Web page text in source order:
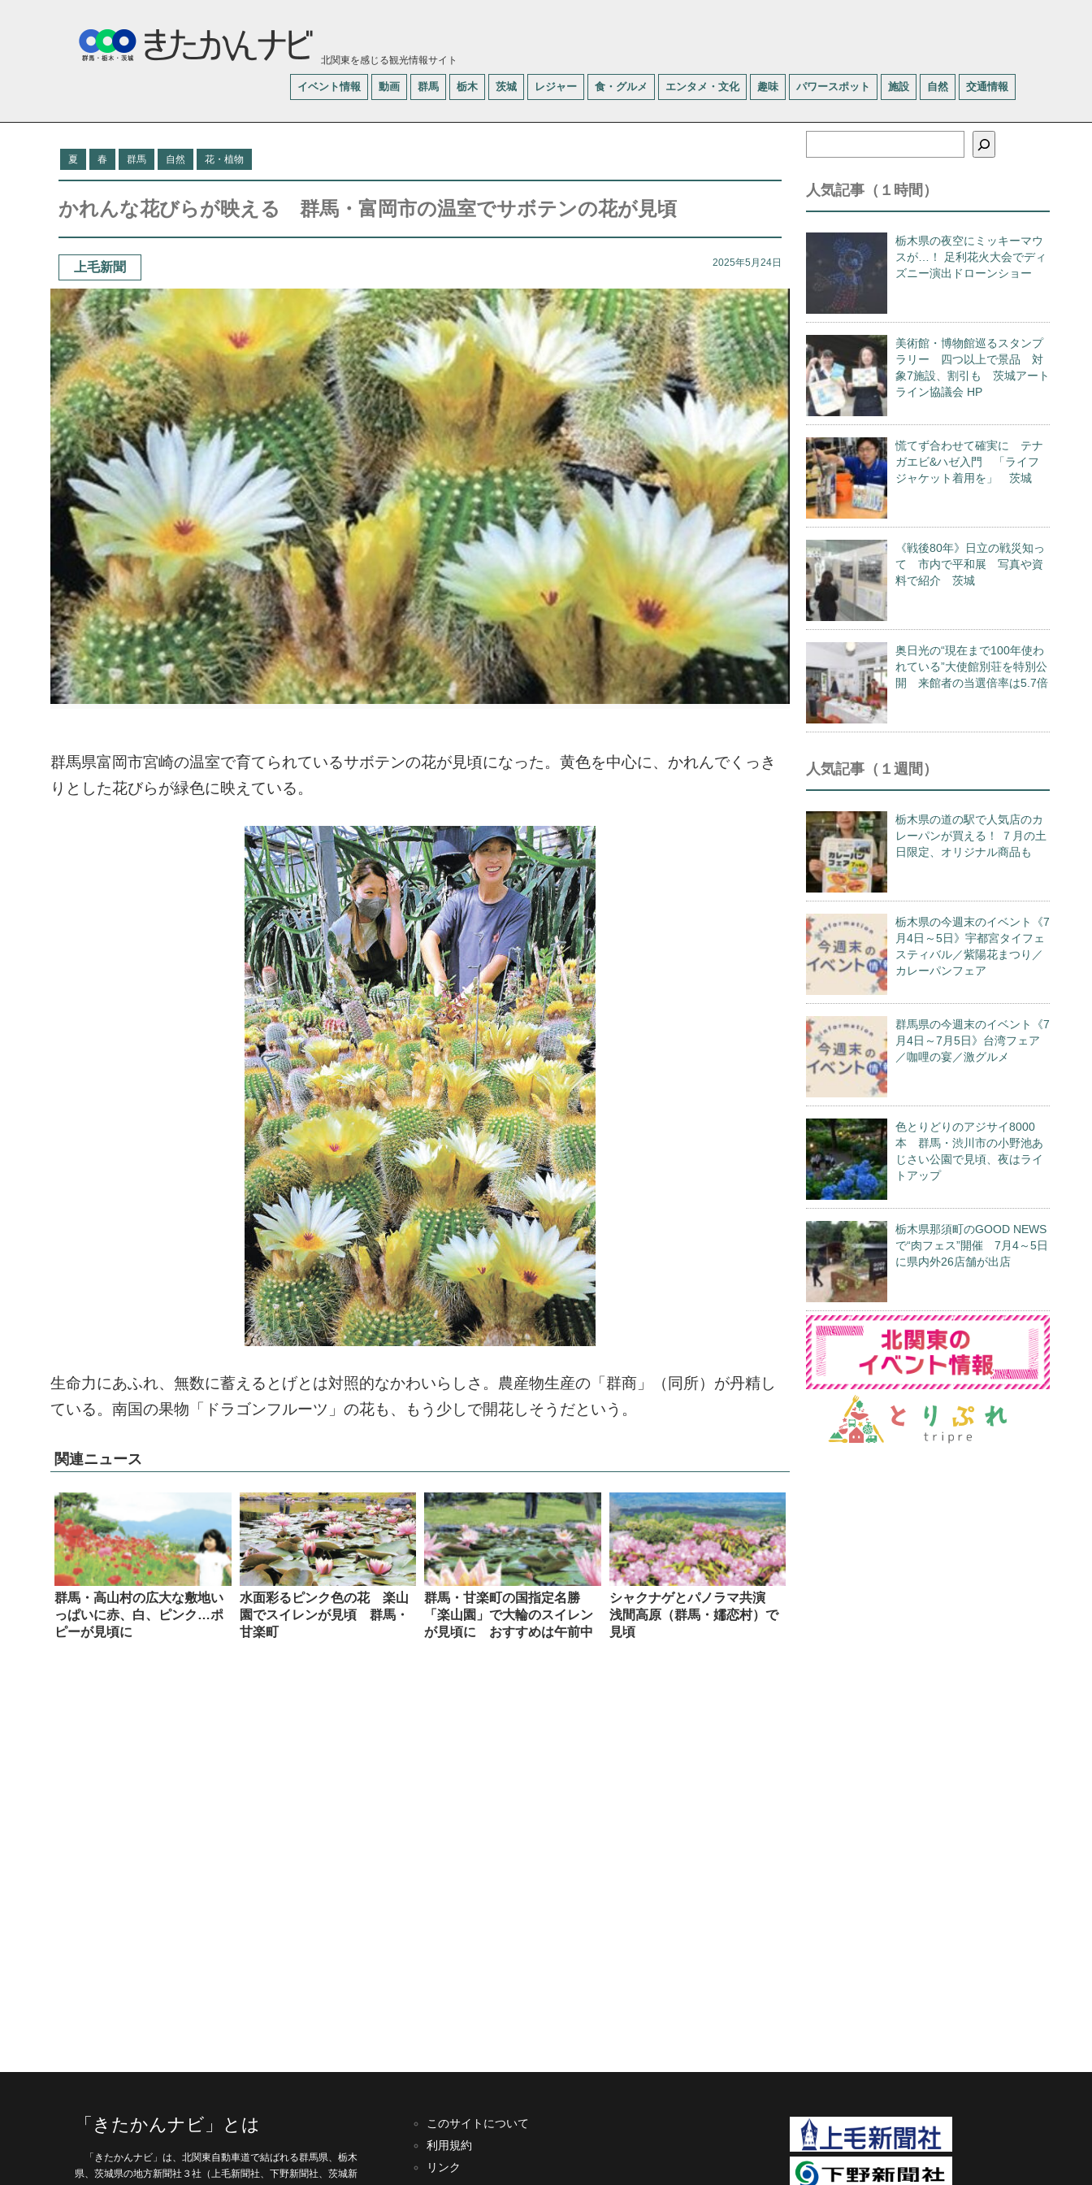
北関東を感じる観光情報サイト
イベント情報 動画 群馬 栃木 茨城 レジャー 食・グルメ エンタメ・文化 趣味 パワースポット 施設 自然 交通情報
夏 春 群馬 自然 花・植物
かれんな花びらが映える 群馬・富岡市の温室でサボテンの花が見頃
上毛新聞 2025年5月24日
群馬県富岡市宮崎の温室で育てられているサボテンの花が見頃になった。黄色を中心に、かれんでくっき
りとした花びらが緑色に映えている。
生命力にあふれ、無数に蓄えるとげとは対照的なかわいらしさ。農産物生産の「群商」（同所）が丹精し
ている。南国の果物「ドラゴンフルーツ」の花も、もう少しで開花しそうだという。
関連ニュース
群馬・高山村の広大な敷地い
っぱいに赤、白、ピンク…ポ
ピーが見頃に
水面彩るピンク色の花 楽山
園でスイレンが見頃 群馬・
甘楽町
群馬・甘楽町の国指定名勝
「楽山園」で大輪のスイレン
が見頃に おすすめは午前中
シャクナゲとパノラマ共演
浅間高原（群馬・嬬恋村）で
見頃
索
人気記事（１時間）
栃木県の夜空にミッキーマウ
スが…！ 足利花火大会でディ
ズニー演出ドローンショー
美術館・博物館巡るスタンプ
ラリー 四つ以上で景品 対
象7施設、割引も 茨城アート
ライン協議会 HP
慌てず合わせて確実に テナ
ガエビ&ハゼ入門 「ライフ
ジャケット着用を」 茨城
《戦後80年》日立の戦災知っ
て 市内で平和展 写真や資
料で紹介 茨城
奥日光の“現在まで100年使わ
れている”大使館別荘を特別公
開 来館者の当選倍率は5.7倍
人気記事（１週間）
栃木県の道の駅で人気店のカ
レーパンが買える！ ７月の土
日限定、オリジナル商品も
栃木県の今週末のイベント《7
月4日～5日》宇都宮タイフェ
スティバル／紫陽花まつり／
カレーパンフェア
群馬県の今週末のイベント《7
月4日～7月5日》台湾フェア
／咖哩の宴／激グルメ
色とりどりのアジサイ8000
本 群馬・渋川市の小野池あ
じさい公園で見頃、夜はライ
トアップ
栃木県那須町のGOOD NEWS
で“肉フェス”開催 7月4～5日
に県内外26店舗が出店
「きたかんナビ」とは
「きたかんナビ」は、北関東自動車道で結ばれる群馬県、栃木
県、茨城県の地方新聞社３社（上毛新聞社、下野新聞社、茨城新
このサイトについて
利用規約
リンク